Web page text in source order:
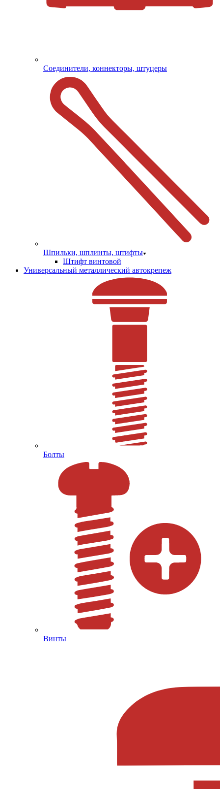
Соединители, коннекторы, штуцеры
Шпильки, шплинты, штифты
Штифт винтовой
Универсальный металлический автокрепеж
Болты
Винты